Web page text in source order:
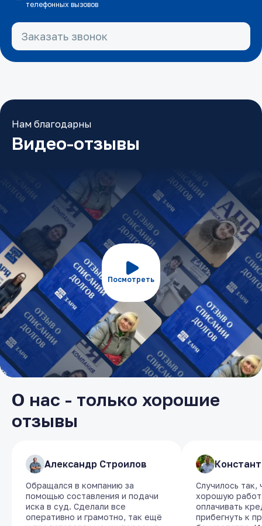
телефонных вызовов
Заказать звонок
Нам благодарны
Видео-отзывы
Посмотреть
О нас - только хорошие
отзывы
​Александр Строилов
Обращался в компанию за
помощью составления и подачи
иска в суд. Сделали все
оперативно и грамотно, так ещё
Случилось так,
хорошую
оплачивать
прибегнуть к
​Александр Строилов
Обращался в компанию за
помощью составления и подачи
иска в суд. Сделали все
оперативно и грамотно, так ещё
Случилось так,
хорошую
оплачивать
прибегнуть к